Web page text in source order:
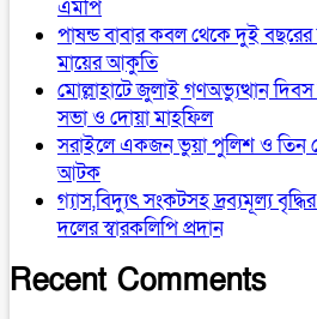
এমপি
পাষন্ড বাবার কবল থেকে দুই
মায়ের আকুতি
মোল্লাহাটে জুলাই গণঅভ্যুত্থান
সভা ও দোয়া মাহফিল
সরাইলে একজন ভুয়া পুলিশ ও তিন
আটক
গ্যাস,বিদ্যুৎ সংকটসহ দ্রব্যমূল্য
দলের স্বারকলিপি প্রদান
Recent Comments